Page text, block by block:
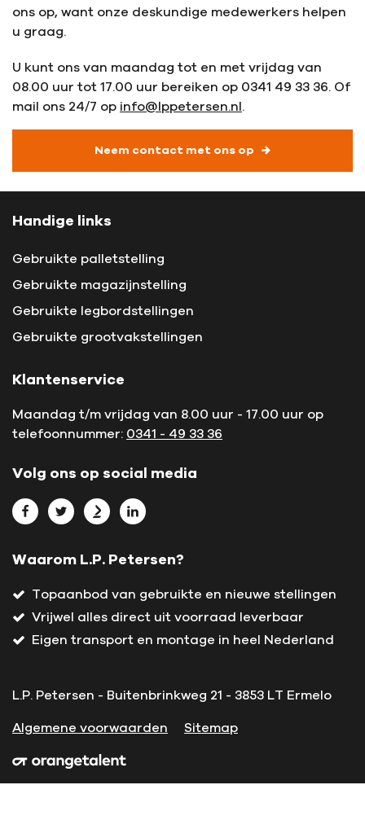
ons op, want onze deskundige medewerkers helpen
u graag.
U kunt ons van maandag tot en met vrijdag van
08.00 uur tot 17.00 uur bereiken op 0341 49 33 36. Of
mail ons 24/7 op info@lppetersen.nl.
Neem contact met ons op
Handige links
Gebruikte palletstelling
Gebruikte magazijnstelling
Gebruikte legbordstellingen
Gebruikte grootvakstellingen
Klantenservice
Maandag t/m vrijdag van 8.00 uur - 17.00 uur op
telefoonnummer: 0341 - 49 33 36
Volg ons op social media
Bekijk L.P. Petersen op Facebook
Bekijk L.P. Petersen op Twitter
Bekijk L.P. Petersen op Marktplaats
Bekijk L.P. Petersen op LinkedIn
Waarom L.P. Petersen?
Topaanbod van gebruikte en nieuwe stellingen
Vrijwel alles direct uit voorraad leverbaar
Eigen transport en montage in heel Nederland
L.P. Petersen - Buitenbrinkweg 21 - 3853 LT Ermelo
Algemene voorwaarden Sitemap